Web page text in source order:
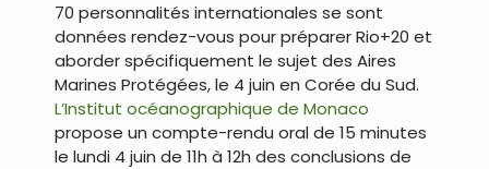
70 personnalités internationales se sont
données rendez-vous pour préparer Rio+20 et
aborder spécifiquement le sujet des Aires
Marines Protégées, le 4 juin en Corée du Sud.
L’Institut océanographique de Monaco
propose un compte-rendu oral de 15 minutes
le lundi 4 juin de 11h à 12h des conclusions de